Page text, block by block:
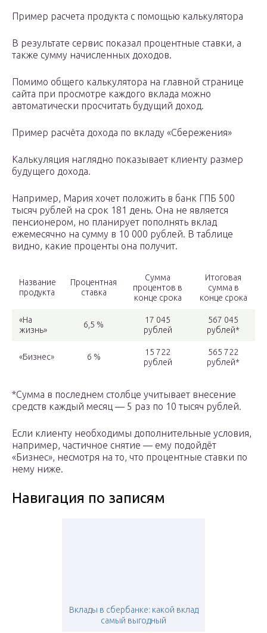
Пример расчета продукта с помощью калькулятора
В результате сервис показал процентные ставки, а
также сумму начисленных доходов.
Помимо общего калькулятора на главной странице
сайта при просмотре каждого вклада можно
автоматически просчитать будущий доход.
Пример расчёта дохода по вкладу «Сбережения»
Калькуляция наглядно показывает клиенту размер
будущего дохода.
Например, Мария хочет положить в банк ГПБ 500
тысяч рублей на срок 181 день. Она не является
пенсионером, но планирует пополнять вклад
ежемесячно на сумму в 10 000 рублей. В таблице
видно, какие проценты она получит.
Название
продукта
Процентная
ставка
Сумма
процентов в
конце срока
Итоговая
сумма в
конце срока
«На
жизнь»
6,5 %
17 045
рублей
567 045
рублей*
«Бизнес» 6 %
15 722
рублей
565 722
рублей*
*Сумма в последнем столбце учитывает внесение
средств каждый месяц — 5 раз по 10 тысяч рублей.
Если клиенту необходимы дополнительные условия,
например, частичное снятие — ему подойдёт
«Бизнес», несмотря на то, что процентные ставки по
нему ниже.
Навигация по записям
Вклады в сбербанке: какой вклад
самый выгодный